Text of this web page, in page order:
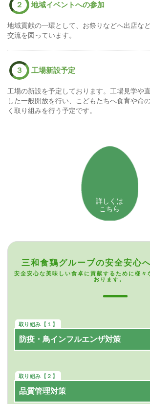
２ 地域イベントへの参加
地域貢献の一環として、お祭りなどへ出店な
交流を図っています。
３ 工場新設予定
工場の新設を予定しております。工場見学や
した一般開放を行い、こどもたちへ食育や命
く取り組みを行う予定です。
詳しくは
こちら
三和食鶏グループの安全安心
安全安心な美味しい食卓に貢献するために様々
おります。
防疫・鳥インフルエンザ対策
品質管理対策